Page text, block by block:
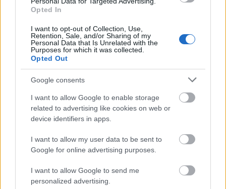
Opted In
I want to opt-out of Collection, Use,
Retention, Sale, and/or Sharing of my
Personal Data that Is Unrelated with the
Purposes for which it was collected.
Opted Out
Google consents
I want to allow Google to enable storage
related to advertising like cookies on web or
device identifiers in apps.
I want to allow my user data to be sent to
Google for online advertising purposes.
I want to allow Google to send me
personalized advertising.
Daca ti se pare prea banala, poti alege upgrade-ul
acestui model, si anume: baby boomer. Aceasta
tehnica presupune trecerea usoara de la o nuanta
la alta, in degrade.
Vezi și
Greseli pe care le fac miresele cand îsi
fac coafura pentru nuntă
Îngrijirea pielii pentru mama miresei:
pregătirea pentru marea zi
9 lucruri pe care bărbații le fac doar
cand respectă o femeie